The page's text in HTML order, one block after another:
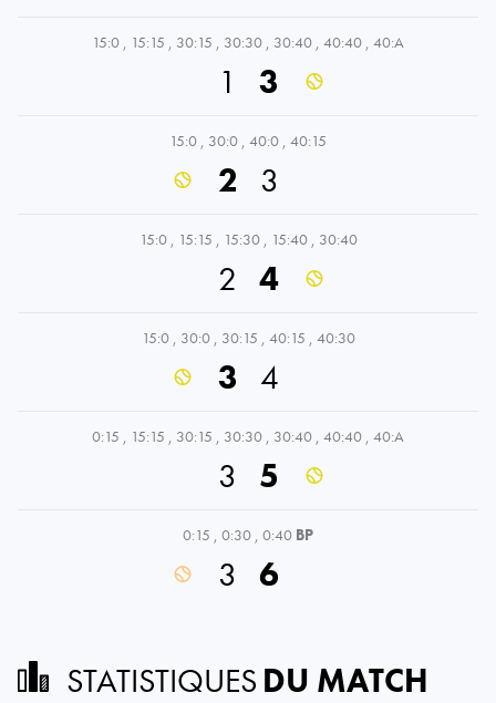
15:0 , 15:15 , 30:15 , 30:30 , 30:40 , 40:40 , 40:A
1 3
15:0 , 30:0 , 40:0 , 40:15
2 3
15:0 , 15:15 , 15:30 , 15:40 , 30:40
2 4
15:0 , 30:0 , 30:15 , 40:15 , 40:30
3 4
0:15 , 15:15 , 30:15 , 30:30 , 30:40 , 40:40 , 40:A
3 5
0:15 , 0:30 , 0:40 BP
3 6
STATISTIQUES DU MATCH